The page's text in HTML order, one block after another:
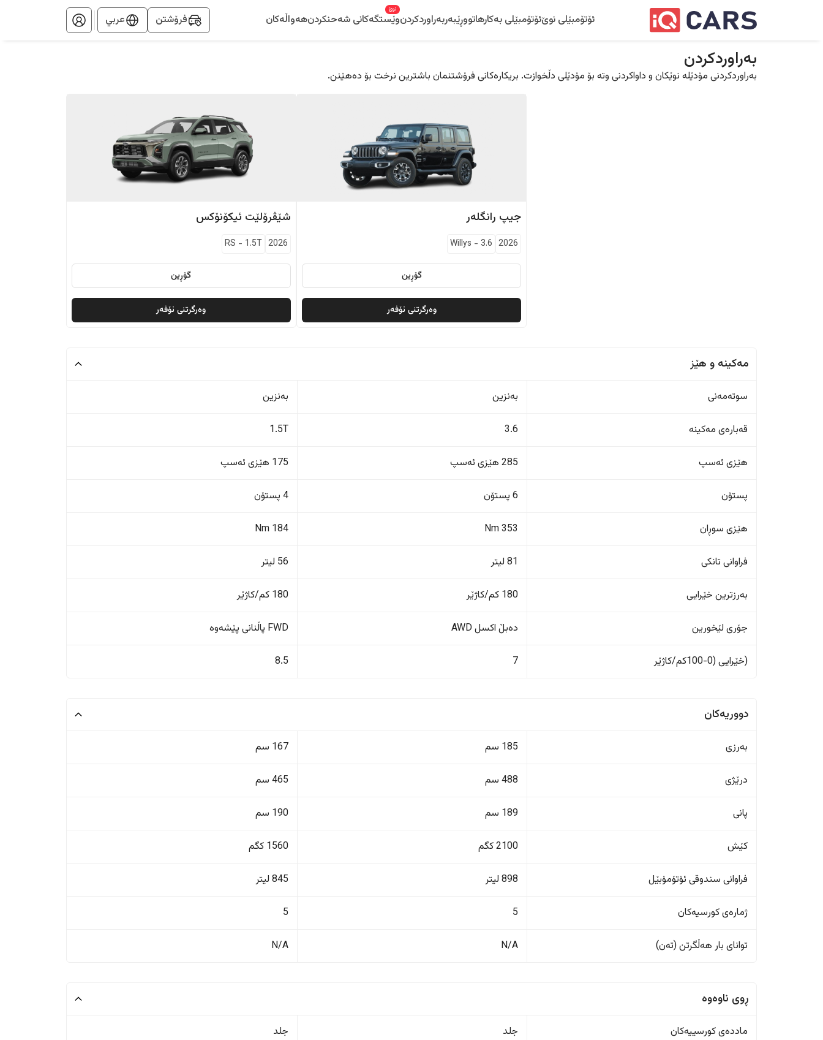
ئۆتۆمبێلی نوێئۆتۆمبێلی بەکارهاتووڕێبەربەراوردکردنوێستگەکانی شەحنکردن
نوێ
هەواڵەکان فرۆشتن عربي
بەراوردکردن
بەراوردکردنی مۆدێلە نوێکان و داواکردنی وتە بۆ مۆدێلی دڵخوازت. بریکارەکانی فرۆشتنمان باشترین نرخت بۆ دەهێنن.
جیپ رانگلەر
2026
Willys - 3.6
گۆڕین
وەرگرتنی ئۆفەر
شێڤرۆلێت ئیکۆنۆکس
2026
RS - 1.5T
گۆڕین
وەرگرتنی ئۆفەر
مەکینە و هێز
سوتەمەنی بەنزین بەنزین
قەبارەی مەکینە 3.6
1.5T
هێزی ئەسپ 285 هێزی ئەسپ 175 هێزی ئەسپ
پستۆن 6 پستۆن 4 پستۆن
هێزی سوڕان 353 Nm
184 Nm
فراوانی تانکی 81 لیتر 56 لیتر
بەرزترین خێرایی 180 کم/کاژێر 180 کم/کاژێر
جۆری لێخورین دەبڵ اکسل AWD FWD پاڵنانی پێشەوە
(خێرایی (0-100کم/کاژێر 7
8.5
دووریەکان
بەرزی 185 سم 167 سم
درێژی 488 سم 465 سم
پانی 189 سم 190 سم
کێش 2100 کگم 1560 کگم
فراوانی سندوقی ئۆتۆمۆبێل 898 لیتر 845 لیتر
ژمارەی کورسیەکان 5
5
تواناى بار هەڵگرتن (تەن) N/A
N/A
ڕوی ناوەوە
ماددەی کورسییەکان جلد جلد